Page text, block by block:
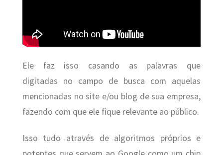
Ele faz isso casando as palavras que
digitadas no campo de busca com aquelas
mencionadas no site e/ou blog de sua empresa,
fazendo com que ele fique relevante ao público.
Isso tudo através de algoritmos próprios e